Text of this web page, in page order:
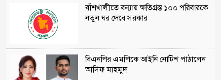
বাঁশখালীতে বন্যায় ক্ষতিগ্রস্ত ১০০ পরিবারকে
নতুন ঘর দেবে সরকার
বিএনপির এমপিকে আইনি নোটিশ পাঠালেন
আসিফ মাহমুদ